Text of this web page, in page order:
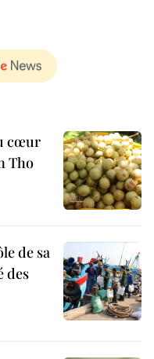
cœur
Tho
de sa
des